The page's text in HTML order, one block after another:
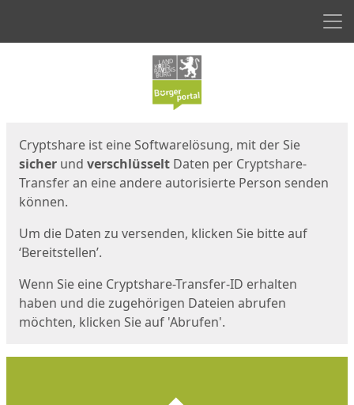
Cryptshare ist eine Softwarelösung, mit der Sie
sicher und verschlüsselt Daten per Cryptshare-
Transfer an eine andere autorisierte Person senden
können.
Um die Daten zu versenden, klicken Sie bitte auf
‘Bereitstellen’.
Wenn Sie eine Cryptshare-Transfer-ID erhalten
haben und die zugehörigen Dateien abrufen
möchten, klicken Sie auf 'Abrufen'.